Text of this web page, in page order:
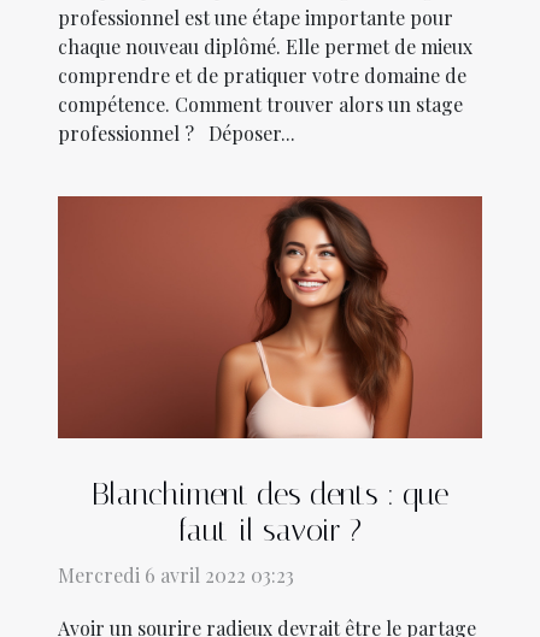
professionnel est une étape importante pour
chaque nouveau diplômé. Elle permet de mieux
comprendre et de pratiquer votre domaine de
compétence. Comment trouver alors un stage
professionnel ? Déposer...
Blanchiment des dents : que
faut-il savoir ?
Mercredi 6 avril 2022 03:23
Avoir un sourire radieux devrait être le partage